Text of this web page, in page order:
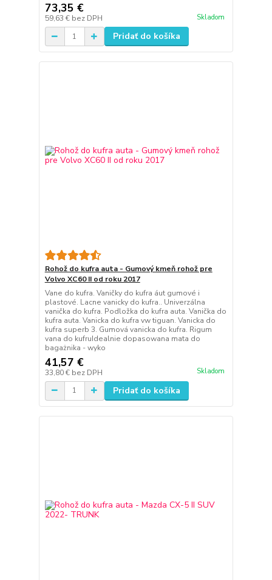
73,35 €
59,63 € bez DPH Skladom
Pridať do košíka
Rohož do kufra auta - Gumový kmeň rohož pre
Volvo XC60 II od roku 2017
Vane do kufra. Vaničky do kufra áut gumové i
plastové. Lacne vanicky do kufra.. Univerzálna
vanička do kufra. Podložka do kufra auta. Vanička do
kufra auta. Vanicka do kufra vw tiguan. Vanicka do
kufra superb 3. Gumová vanicka do kufra. Rigum
vana do kufruIdealnie dopasowana mata do
bagażnika - wyko
41,57 €
33,80 € bez DPH Skladom
Pridať do košíka